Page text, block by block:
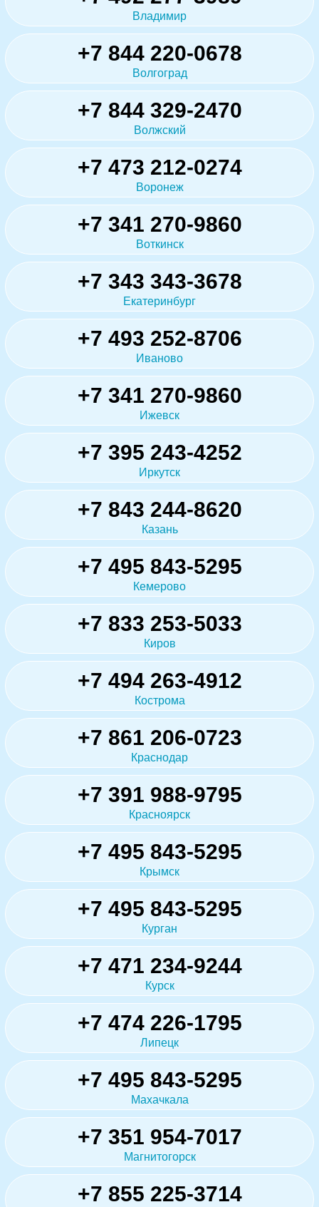
Владимир
+7 844 220-0678
Волгоград
+7 844 329-2470
Волжский
+7 473 212-0274
Воронеж
+7 341 270-9860
Воткинск
+7 343 343-3678
Екатеринбург
+7 493 252-8706
Иваново
+7 341 270-9860
Ижевск
+7 395 243-4252
Иркутск
+7 843 244-8620
Казань
+7 495 843-5295
Кемерово
+7 833 253-5033
Киров
+7 494 263-4912
Кострома
+7 861 206-0723
Краснодар
+7 391 988-9795
Красноярск
+7 495 843-5295
Крымск
+7 495 843-5295
Курган
+7 471 234-9244
Курск
+7 474 226-1795
Липецк
+7 495 843-5295
Махачкала
+7 351 954-7017
Магнитогорск
+7 855 225-3714